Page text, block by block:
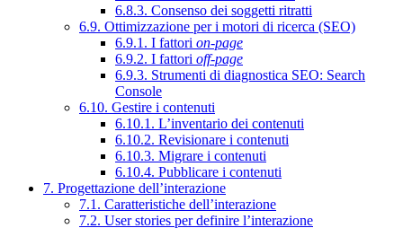
6.8.3. Consenso dei soggetti ritratti
6.9. Ottimizzazione per i motori di ricerca (SEO)
6.9.1. I fattori on-page
6.9.2. I fattori off-page
6.9.3. Strumenti di diagnostica SEO: Search
Console
6.10. Gestire i contenuti
6.10.1. L’inventario dei contenuti
6.10.2. Revisionare i contenuti
6.10.3. Migrare i contenuti
6.10.4. Pubblicare i contenuti
7. Progettazione dell’interazione
7.1. Caratteristiche dell’interazione
7.2. User stories per definire l’interazione